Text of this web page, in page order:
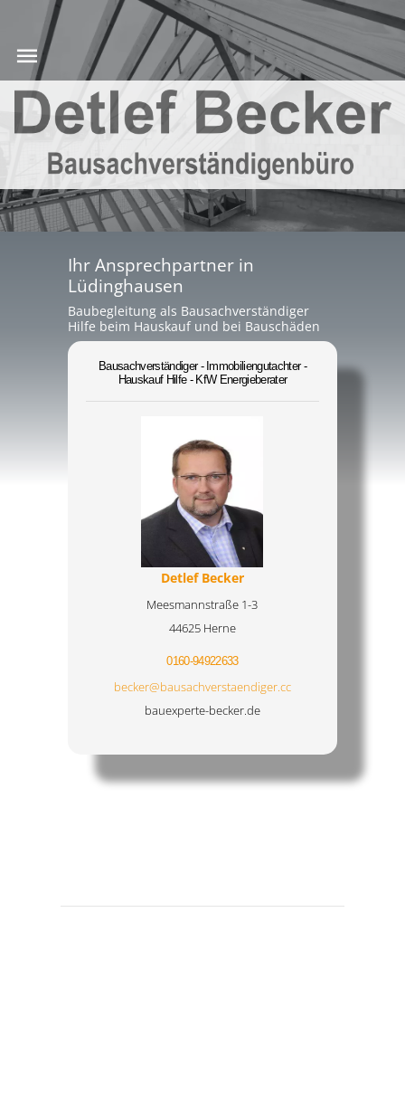
Ihr Ansprechpartner in
Lüdinghausen
Baubegleitung als Bausachverständiger
Hilfe beim Hauskauf und bei Bauschäden
Bausachverständiger - Immobiliengutachter -
Hauskauf Hilfe - KfW Energieberater
Detlef Becker
Meesmannstraße 1-3
44625 Herne
0160-94922633
becker@bausachverstaendiger.cc
bauexperte-becker.de